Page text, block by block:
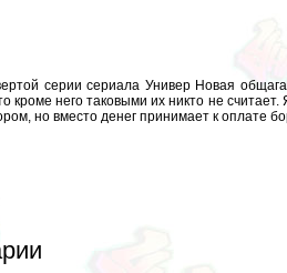
серии сериала Универ Новая
кроме него таковыми их никто не
но вместо денег принимает к оплате